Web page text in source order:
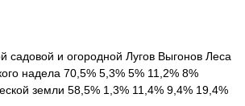
садовой и огородной Лугов Выгонов Леса
надела 70,5% 5,3% 5% 11,2% 8%
земли 58,5% 1,3% 11,4% 9,4% 19,4%